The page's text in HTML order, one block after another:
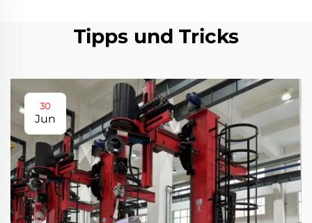
Tipps und Tricks
30
Jun